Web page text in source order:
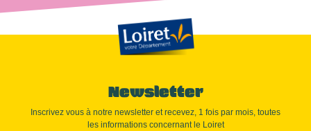
Newsletter
Inscrivez vous à notre newsletter et recevez, 1 fois par mois, toutes
les informations concernant le Loiret